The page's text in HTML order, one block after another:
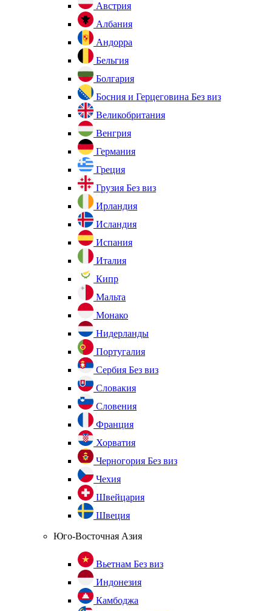
Австрия
Албания
Андорра
Бельгия
Болгария
Босния и Герцеговина Без виз
Великобритания
Венгрия
Германия
Греция
Грузия Без виз
Ирландия
Исландия
Испания
Италия
Кипр
Мальта
Монако
Нидерланды
Португалия
Сербия Без виз
Словакия
Словения
Франция
Хорватия
Черногория Без виз
Чехия
Швейцария
Швеция
Юго-Восточная Азия
Вьетнам Без виз
Индонезия
Камбоджа